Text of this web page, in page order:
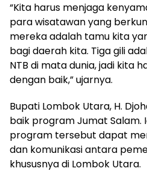
“Kita harus menjaga
para wisatawan yang
mereka adalah tamu kita
bagi daerah kita. Tiga gili
NTB di mata dunia, jadi kita
dengan baik,” ujarnya.
Bupati Lombok Utara, H.
baik program Jumat Salam.
program tersebut dapat
dan komunikasi antara
khususnya di Lombok Utara.